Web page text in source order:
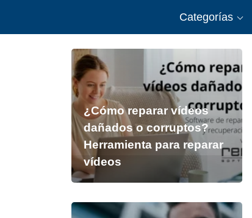
Categorías
¿Cómo reparar vídeos
dañados o corruptos?
Herramienta para reparar
vídeos